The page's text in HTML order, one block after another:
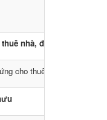
nhà, đất, xe
cho thuê nhà, đất, xe,